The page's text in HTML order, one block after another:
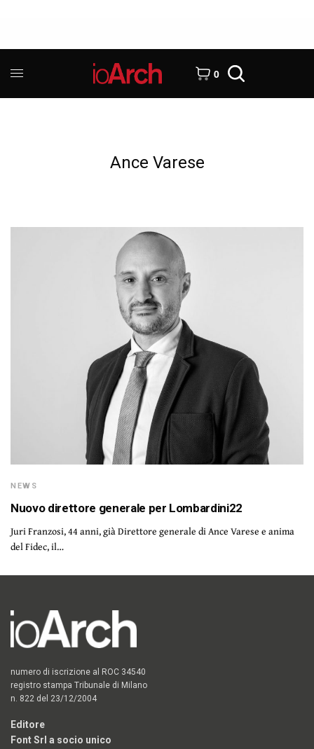
0
Ance Varese
NEWS
Nuovo direttore generale per Lombardini22
Juri Franzosi, 44 anni, già Direttore generale di Ance Varese e anima
del Fidec, il…
numero di iscrizione al ROC 34540
registro stampa Tribunale di Milano
n. 822 del 23/12/2004
Editore
Font Srl a socio unico